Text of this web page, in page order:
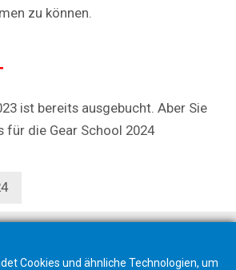
zu können.
ist bereits ausgebucht. Aber Sie
für die Gear School 2024
Cookies und ähnliche Technologien, um